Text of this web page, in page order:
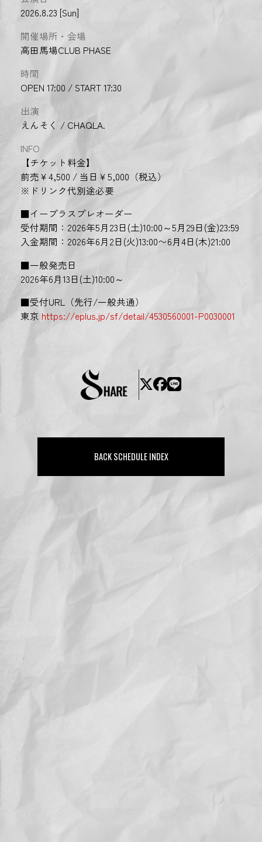
2026.8.23 [Sun]
開催場所・会場
高田馬場CLUB PHASE
時間
OPEN 17:00 / START 17:30
出演
えんそく / CHAQLA.
INFO
【チケット料金】
前売￥4,500 / 当日￥5,000（税込）
※ドリンク代別途必要
■イープラスプレオーダー
受付期間：2026年5月23日(土)10:00～5月29日(金)23:59
入金期間：2026年6月2日(火)13:00〜6月4日(木)21:00
■一般発売日
2026年6月13日(土)10:00～
■受付URL（先行/一般共通）
東京 https://eplus.jp/sf/detail/4530560001-P0030001
BACK SCHEDULE INDEX